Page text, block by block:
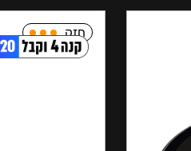
חזק